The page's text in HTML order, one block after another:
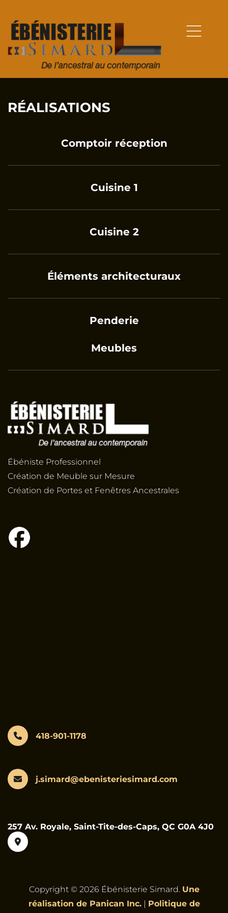
RÉALISATIONS
Comptoir réception
Cuisine 1
Cuisine 2
Éléments architecturaux
Penderie
Meubles
Ébéniste Professionnel
Création de Meuble sur Mesure
Création de Portes et Fenêtres Ancestrales
418-901-1178
j.simard@ebenisteriesimard.com
257 Av. Royale, Saint-Tite-des-Caps, QC G0A 4J0
Copyright © 2026 Ébénisterie Simard. Une
réalisation de Panican Inc.| Politique de